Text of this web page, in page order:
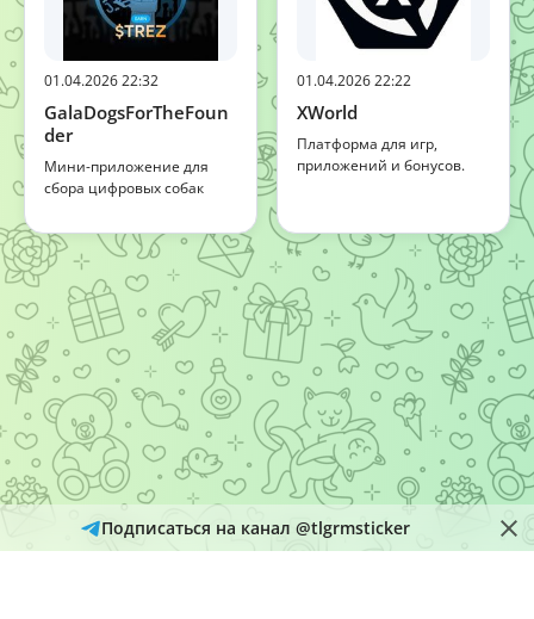
01.04.2026 22:32
GalaDogsForTheFoun
der
Мини-приложение для
сбора цифровых собак
01.04.2026 22:22
XWorld
Платформа для игр,
приложений и бонусов.
Подписаться на канал @tlgrmsticker